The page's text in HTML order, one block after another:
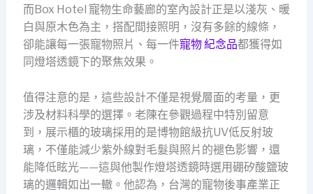
而Box Hotel 寵物生命藝廊的室內設計正是以淺灰、暖
白與原木色為主，搭配間接照明，沒有多餘的線條，
卻能讓每一張寵物照片、每一件寵物 紀念品都獲得如
同燈塔透鏡下的聚焦效果。
值得注意的是，這些設計不僅是視覺層面的考量，更
涉及材料科學的選擇。老陳在參觀過程中特別留意
到，展示櫃的玻璃採用的是博物館級抗UV低反射玻
璃，不僅能減少紫外線對毛髮與照片的褪色影響，還
能降低眩光——這與他製作燈塔透鏡時選用硼矽酸鹽玻
璃的邏輯如出一轍。他認為，台灣的寵物後事產業正